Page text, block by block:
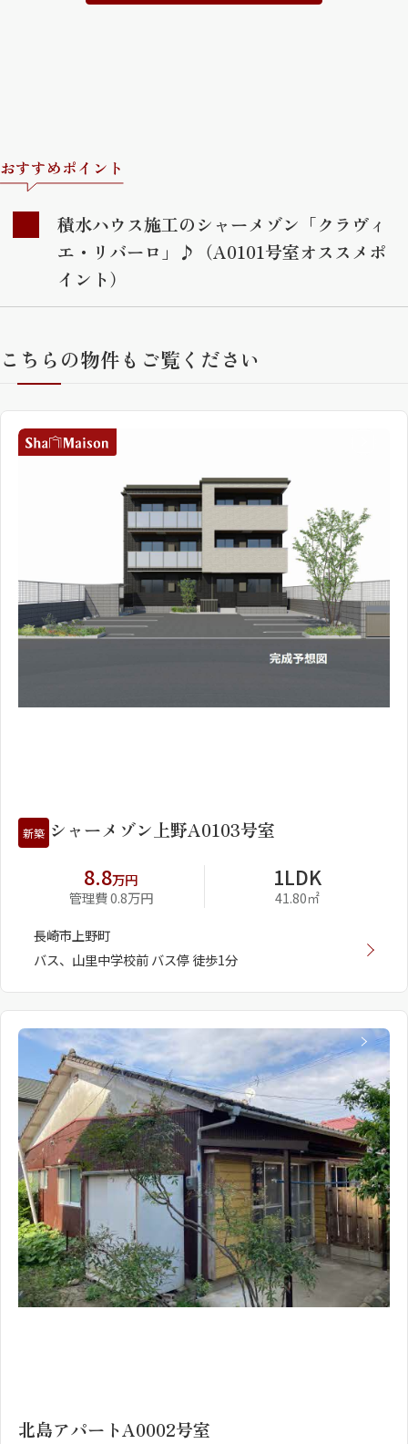
おすすめポイント
積水ハウス施工のシャーメゾン「クラヴィ
エ・リバーロ」♪（A0101号室オススメポ
イント）
こちらの物件もご覧ください
新築 シャーメゾン上野A0103号室
8.8万円
管理費 0.8万円
1LDK
41.80㎡
長崎市上野町
バス、山里中学校前 バス停 徒歩1分
北島アパートA0002号室